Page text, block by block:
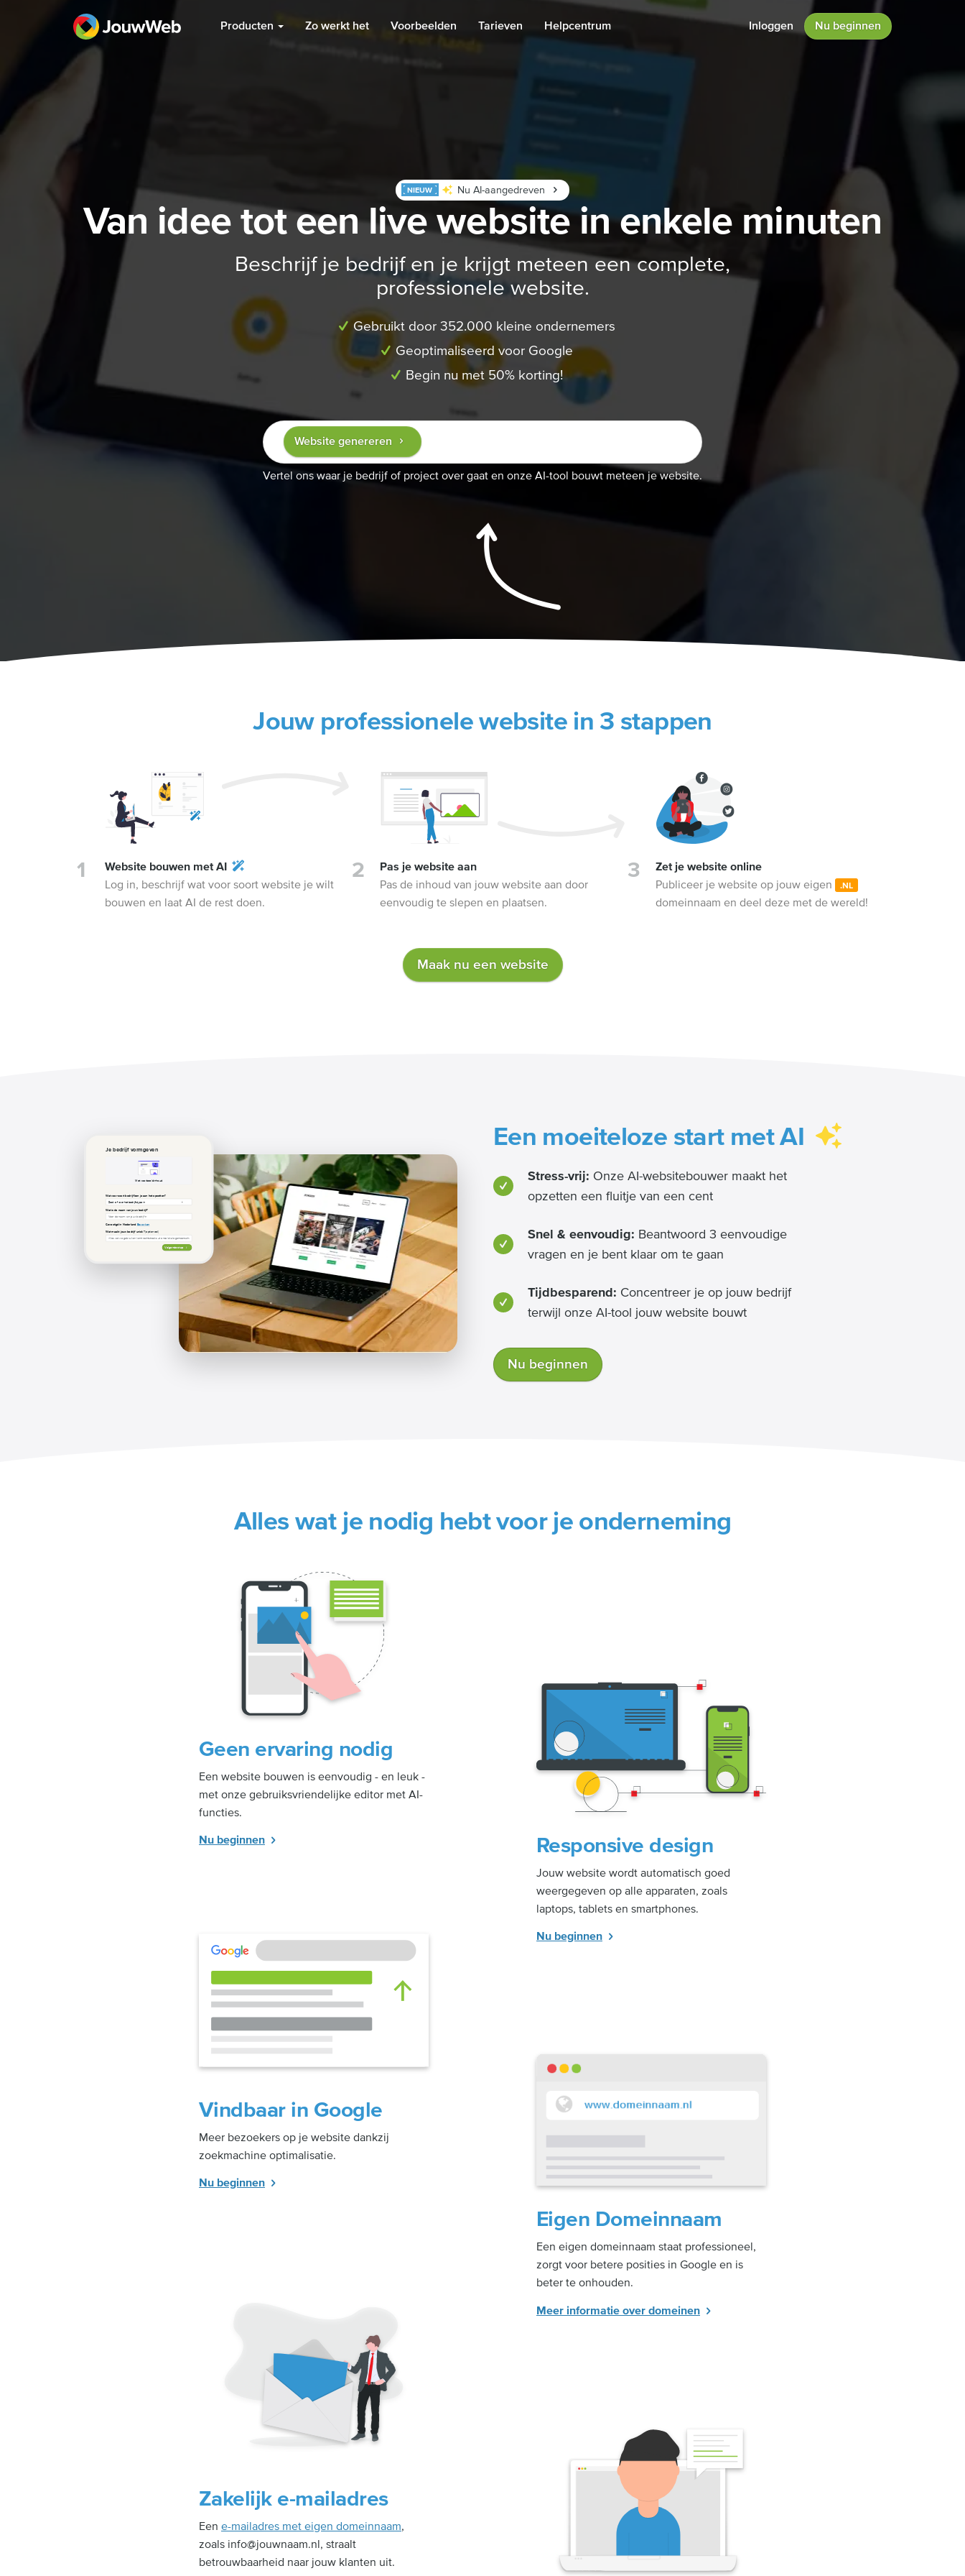
Producten Zo werkt het Voorbeelden Tarieven Helpcentrum Inloggen Nu beginnen
NIEUW Nu AI-aangedreven
Van idee tot een live website in enkele minuten
Beschrijf je bedrijf en je krijgt meteen een complete,
professionele website.
Gebruikt door 352.000 kleine ondernemers
Geoptimaliseerd voor Google
Begin nu met 50% korting!
Website genereren
Vertel ons waar je bedrijf of project over gaat en onze AI-tool bouwt meteen je website.
Jouw professionele website in 3 stappen
Website bouwen met AI
Log in, beschrijf wat voor soort website je wilt
bouwen en laat AI de rest doen.
Pas je website aan
Pas de inhoud van jouw website aan door
eenvoudig te slepen en plaatsen.
Zet je website online
Publiceer je website op jouw eigen
.NL
domeinnaam en deel deze met de wereld!
Maak nu een website
Je bedrijf vormgeven
Met voorbeeldinhoud
Wat voor soort bedrijf ben je aan het opzetten?
Wat is de naam van jouw bedrijf?
Gevestigd in Nederland Bewerken
Wat maakt jouw bedrijf uniek?(optioneel)
Volgende stap
Een moeiteloze start met AI
Stress-vrij: Onze AI-websitebouwer maakt het
opzetten een fluitje van een cent
Snel & eenvoudig: Beantwoord 3 eenvoudige
vragen en je bent klaar om te gaan
Tijdbesparend: Concentreer je op jouw bedrijf
terwijl onze AI-tool jouw website bouwt
Nu beginnen
Alles wat je nodig hebt voor je onderneming
Geen ervaring nodig
Een website bouwen is eenvoudig - en leuk -
met onze gebruiksvriendelijke editor met AI-
functies.
Nu beginnen
Responsive design
Jouw website wordt automatisch goed
weergegeven op alle apparaten, zoals
laptops, tablets en smartphones.
Nu beginnen
Vindbaar in Google
Meer bezoekers op je website dankzij
zoekmachine optimalisatie.
Nu beginnen
Eigen Domeinnaam
Een eigen domeinnaam staat professioneel,
zorgt voor betere posities in Google en is
beter te onhouden.
Meer informatie over domeinen
Zakelijk e-mailadres
Een e-mailadres met eigen domeinnaam,
zoals info@jouwnaam.nl, straalt
betrouwbaarheid naar jouw klanten uit.